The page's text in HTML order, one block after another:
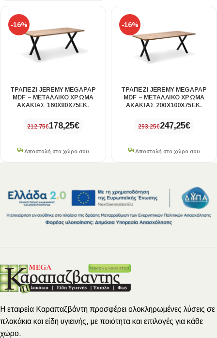
-16%
ΤΡΑΠΈΖΙ JEREMY MEGAPAP
MDF – ΜΕΤΑΛΛΙΚΌ ΧΡΏΜΑ
ΑΚΑΚΊΑΣ 160X80X75ΕΚ.
212,75€178,25€
Αποστολή στο χώρο σου
-16%
ΤΡΑΠΈΖΙ JEREMY MEGAPAP
MDF – ΜΕΤΑΛΛΙΚΌ ΧΡΏΜΑ
ΑΚΑΚΊΑΣ 200X100X75ΕΚ.
293,25€247,25€
Αποστολή στο χώρο σου
Η εταιρεία Καραπαζβάντη προσφέρει ολοκληρωμένες λύσεις σε
πλακάκια και είδη υγιεινής, με ποιότητα και επιλογές για κάθε
χώρο.